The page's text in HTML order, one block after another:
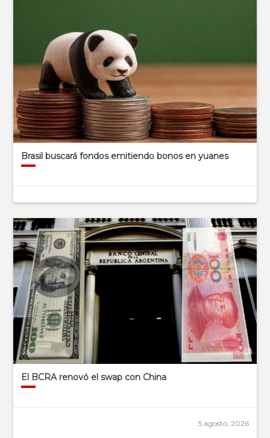
Brasil buscará fondos emitiendo bonos en yuanes
El BCRA renovó el swap con China
5 agosto, 2026